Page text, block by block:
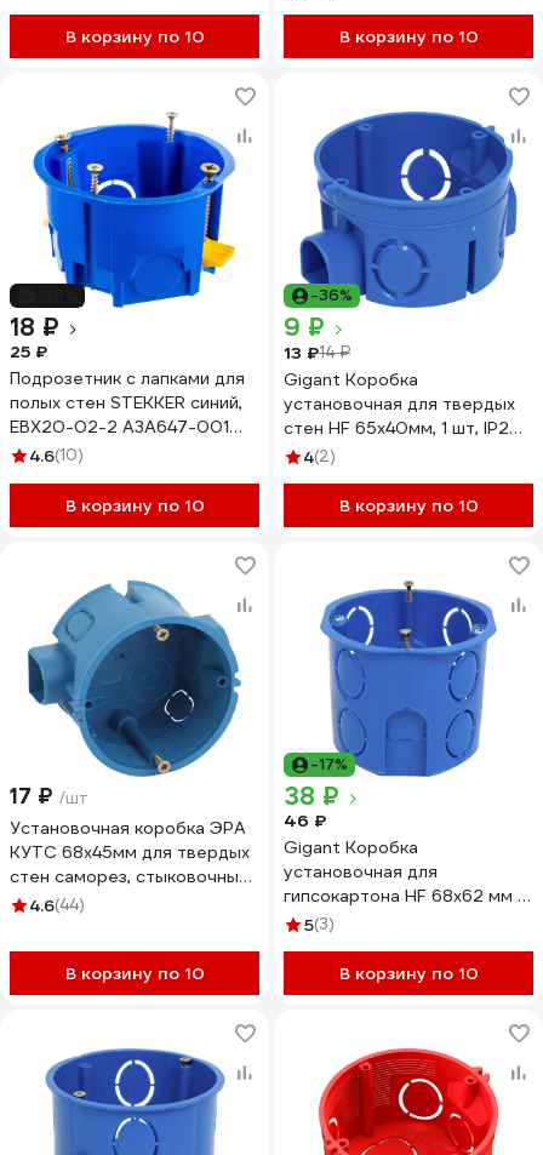
В корзину по 10 В корзину по 10
18 ₽
25 ₽
Подрозетник с лапками для
полых стен STEKKER синий,
EBX20-02-2 A3A647-001
39294
4.6(10)
В корзину по 10
-36%
9 ₽
13 ₽14 ₽
Gigant Коробка
установочная для твердых
стен HF 65x40мм, 1 шт, IP20,
синяя 44660-1GI
4(2)
В корзину по 10
17 ₽ /шт
Установочная коробка ЭРА
КУТС 68х45мм для твердых
стен саморез, стыковочные
узлы синяя IP20 Б0039186
4.6(44)
В корзину по 10
-17%
38 ₽
46 ₽
Gigant Коробка
установочная для
гипсокартона HF 68x62 мм с
металл.лапками, 1 шт, IP20,
5(3)
В корзину по 10